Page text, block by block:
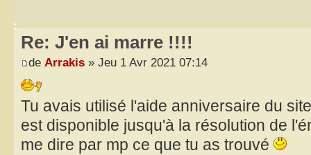
Re: J'en ai marre !!!!
de Arrakis » Jeu 1 Avr 2021 07:14
Tu avais utilisé l'aide anniversaire du
est disponible jusqu'à la résolution de
me dire par mp ce que tu as trouvé